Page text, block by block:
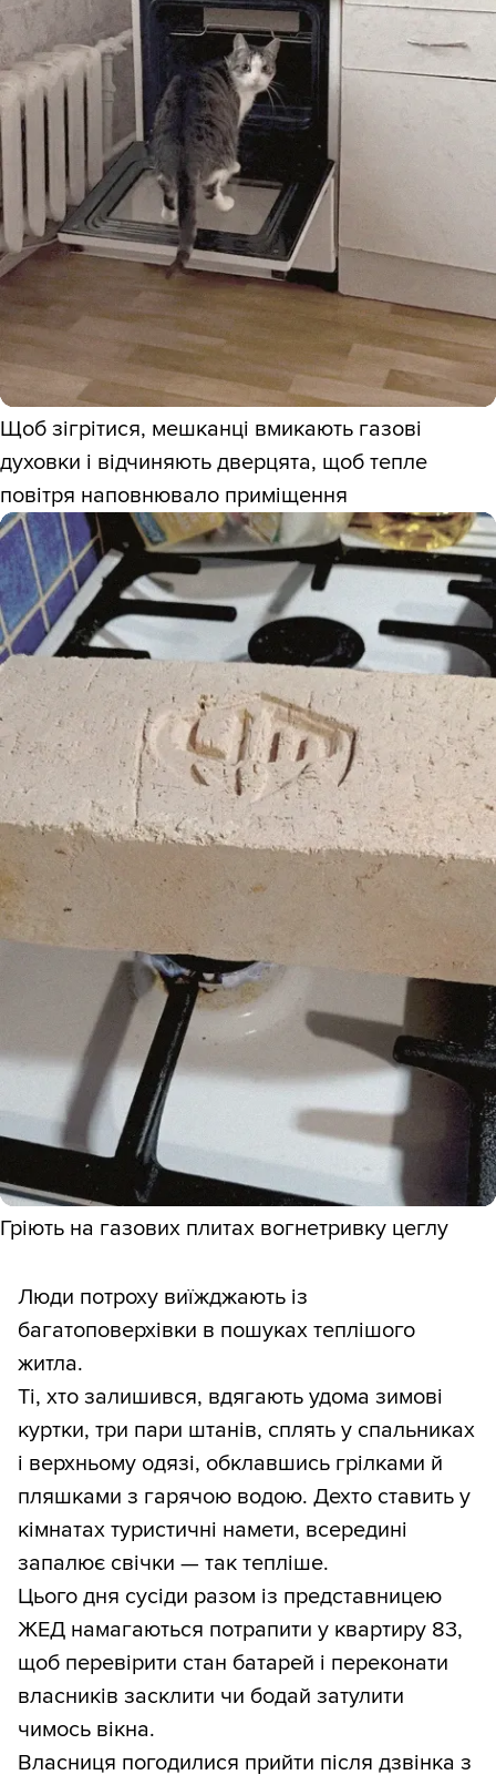
Щоб зігрітися, мешканці вмикають газові
духовки і відчиняють дверцята, щоб тепле
повітря наповнювало приміщення
Гріють на газових плитах вогнетривку цеглу
Люди потроху виїжджають із
багатоповерхівки в пошуках теплішого
житла.
Ті, хто залишився, вдягають удома зимові
куртки, три пари штанів, сплять у спальниках
і верхньому одязі, обклавшись грілками й
пляшками з гарячою водою. Дехто ставить у
кімнатах туристичні намети, всередині
запалює свічки — так тепліше.
Цього дня сусіди разом із представницею
ЖЕД намагаються потрапити у квартиру 83,
щоб перевірити стан батарей і переконати
власників засклити чи бодай затулити
чимось вікна.
Власниця погодилися прийти після дзвінка з